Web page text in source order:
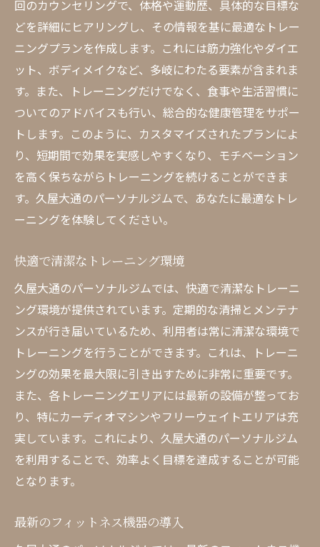
回のカウンセリングで、体格や運動歴、具体的な目標な
どを詳細にヒアリングし、その情報を基に最適なトレー
ニングプランを作成します。これには筋力強化やダイエ
ット、ボディメイクなど、多岐にわたる要素が含まれま
す。また、トレーニングだけでなく、食事や生活習慣に
ついてのアドバイスも行い、総合的な健康管理をサポー
トします。このように、カスタマイズされたプランによ
り、短期間で効果を実感しやすくなり、モチベーション
を高く保ちながらトレーニングを続けることができま
す。久屋大通のパーソナルジムで、あなたに最適なトレ
ーニングを体験してください。
快適で清潔なトレーニング環境
久屋大通のパーソナルジムでは、快適で清潔なトレーニ
ング環境が提供されています。定期的な清掃とメンテナ
ンスが行き届いているため、利用者は常に清潔な環境で
トレーニングを行うことができます。これは、トレーニ
ングの効果を最大限に引き出すために非常に重要です。
また、各トレーニングエリアには最新の設備が整ってお
り、特にカーディオマシンやフリーウェイトエリアは充
実しています。これにより、久屋大通のパーソナルジム
を利用することで、効率よく目標を達成することが可能
となります。
最新のフィットネス機器の導入